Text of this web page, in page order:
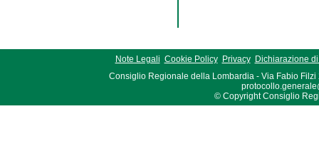
Note Legali Cookie Policy Privacy
Dichiarazione
Consiglio Regionale della Lombardia - Via Fabio Filzi
© Copyright Consiglio